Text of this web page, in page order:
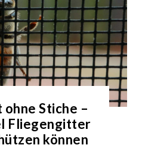
Stiche –
Fliegengitter
können